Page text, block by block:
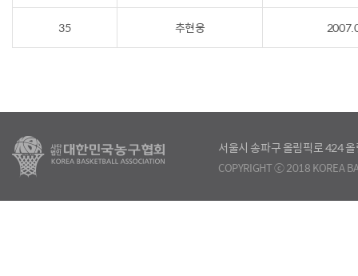
35 추현웅
서울시 송파구 올림픽로 424
COPYRIGHT ⓒ 2018 KOREA